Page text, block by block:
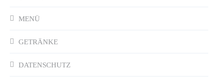
MENÜ
GETRÄNKE
DATENSCHUTZ